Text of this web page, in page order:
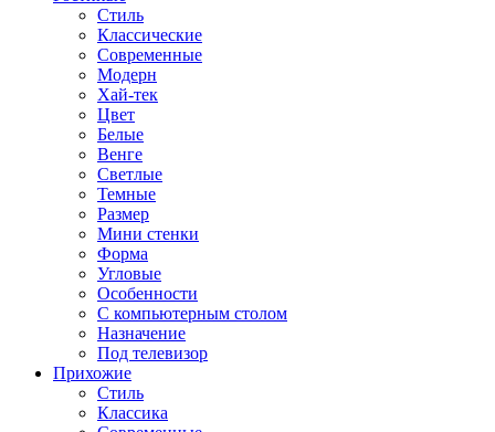
Стиль
Классические
Современные
Модерн
Хай-тек
Цвет
Белые
Венге
Светлые
Темные
Размер
Мини стенки
Форма
Угловые
Особенности
С компьютерным столом
Назначение
Под телевизор
Прихожие
Стиль
Классика